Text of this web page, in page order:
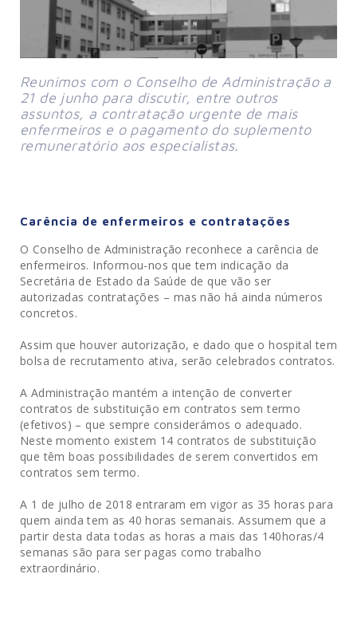
Reunimos com o Conselho de Administração a
21 de junho para discutir, entre outros
assuntos, a contratação urgente de mais
enfermeiros e o pagamento do suplemento
remuneratório aos especialistas.
Carência de enfermeiros e contratações
O Conselho de Administração reconhece a carência de
enfermeiros. Informou-nos que tem indicação da
Secretária de Estado da Saúde de que vão ser
autorizadas contratações – mas não há ainda números
concretos.
Assim que houver autorização, e dado que o hospital tem
bolsa de recrutamento ativa, serão celebrados contratos.
A Administração mantém a intenção de converter
contratos de substituição em contratos sem termo
(efetivos) – que sempre considerámos o adequado.
Neste momento existem 14 contratos de substituição
que têm boas possibilidades de serem convertidos em
contratos sem termo.
A 1 de julho de 2018 entraram em vigor as 35 horas para
quem ainda tem as 40 horas semanais. Assumem que a
partir desta data todas as horas a mais das 140horas/4
semanas são para ser pagas como trabalho
extraordinário.